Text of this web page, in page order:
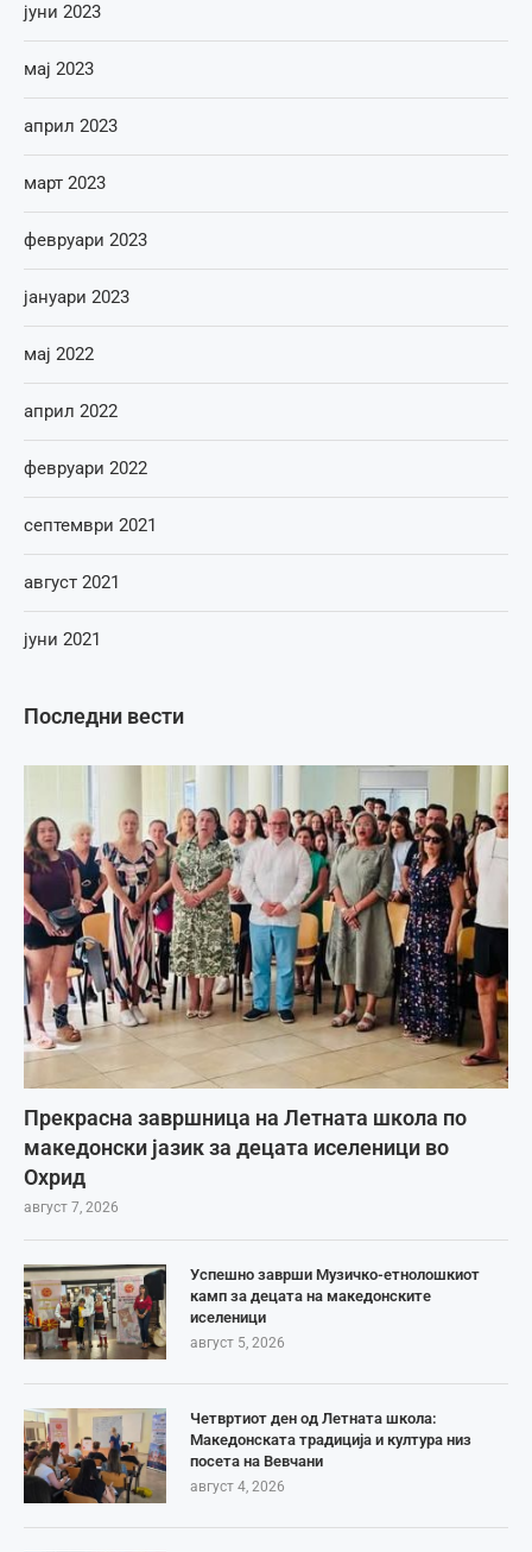
Последни вести
Прекрасна завршница на Летната школа по
македонски јазик за децата иселеници во
Охрид
август 7, 2026
Успешно заврши Музичко-етнолошкиот
камп за децата на македонските
иселеници
август 5, 2026
Четвртиот ден од Летната школа:
Македонската традиција и култура низ
посета на Вевчани
август 4, 2026
јуни 2023
мај 2023
април 2023
март 2023
февруари 2023
јануари 2023
мај 2022
април 2022
февруари 2022
септември 2021
август 2021
јуни 2021